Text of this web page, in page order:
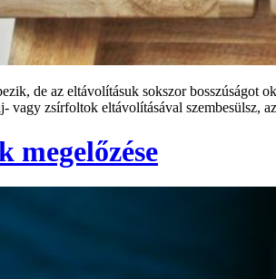
de az eltávolításuk sokszor
vagy zsírfoltok eltávolításával